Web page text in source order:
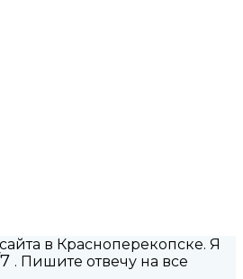
в Красноперекопске. Я
. Пишите отвечу на все